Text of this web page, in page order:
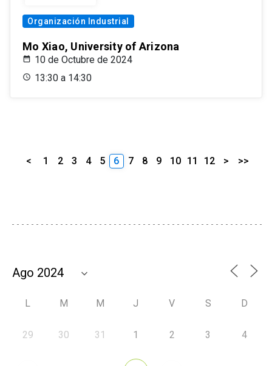
Organización Industrial
Mo Xiao, University of Arizona
10 de Octubre de 2024
13:30 a 14:30
< 1 2 3 4 5 6 7 8 9 10 11 12 > >>
L M M J V S D
29 30 31 1 2 3 4